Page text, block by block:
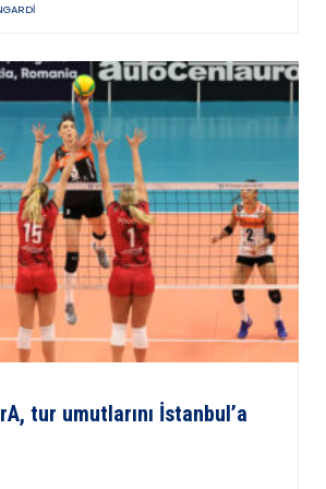
tur umutlarını İstanbul’a